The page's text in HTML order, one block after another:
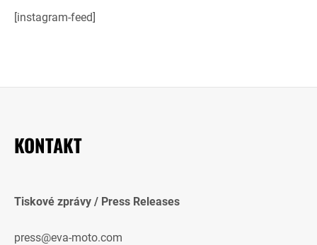
[instagram-feed]
KONTAKT
Tiskové zprávy / Press Releases
press@eva-moto.com